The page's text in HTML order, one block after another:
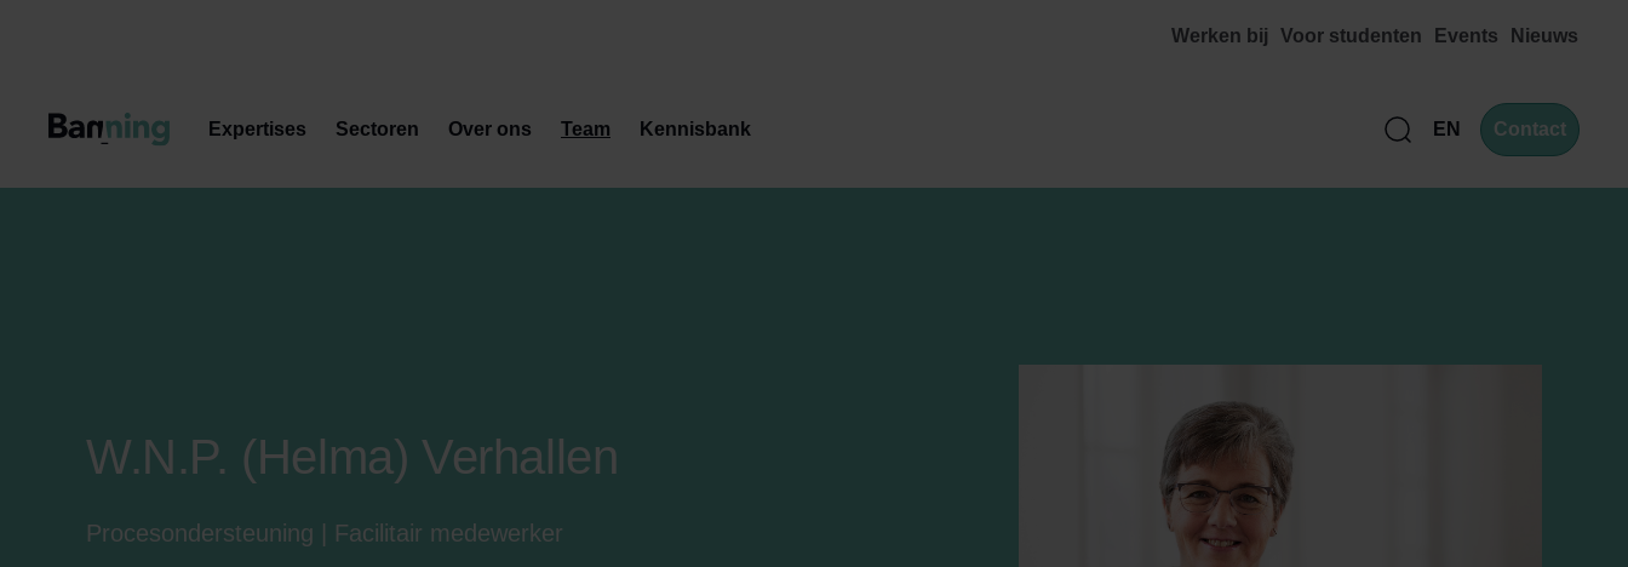
Werken bij Voor studenten Events Nieuws
ZoekEN Contact
Expertises Sectoren Over ons Team Kennisbank
W.N.P. (Helma) Verhallen
Procesondersteuning | Facilitair medewerker